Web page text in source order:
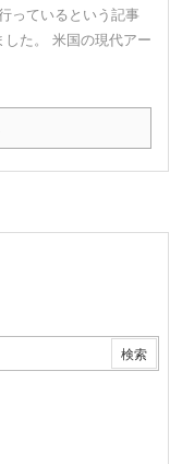
っているという記事
した。 米国の現代アー